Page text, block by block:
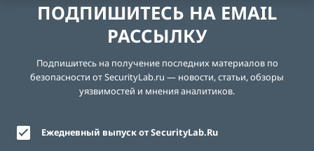
ПОДПИШИТЕСЬ НА EMAIL
РАССЫЛКУ
Подпишитесь на получение последних материалов по
безопасности от SecurityLab.ru — новости, статьи, обзоры
уязвимостей и мнения аналитиков.
Ежедневный выпуск от SecurityLab.Ru